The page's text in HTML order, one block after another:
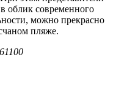
облик современного
можно прекрасно
пляже.